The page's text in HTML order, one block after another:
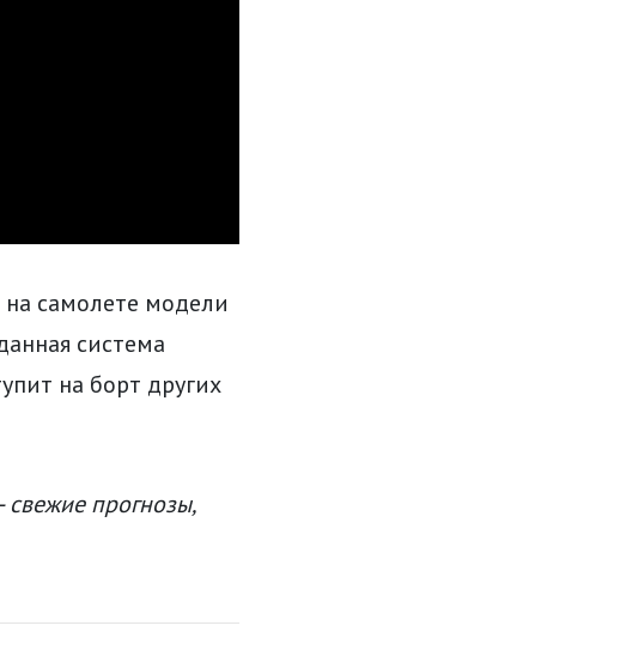
самолете модели
система
на борт других
прогнозы,